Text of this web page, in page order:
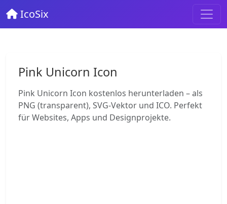
IcoSix
Pink Unicorn Icon
Pink Unicorn Icon kostenlos herunterladen – als
PNG (transparent), SVG-Vektor und ICO. Perfekt
für Websites, Apps und Designprojekte.